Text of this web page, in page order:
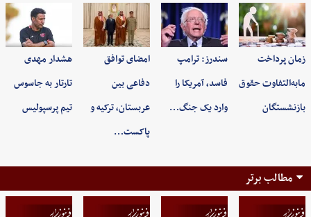
زمان پرداخت
مابه‌التفاوت حقوق
بازنشستگان
سندرز: ترامپ
فاسد، آمریکا را
وارد یک جنگ…
امضای توافق
دفاعی بین
عربستان، ترکیه و
پاکست…
هشدار مهدی
تارتار به جاسوس
تیم پرسپولیس
مطالب برتر